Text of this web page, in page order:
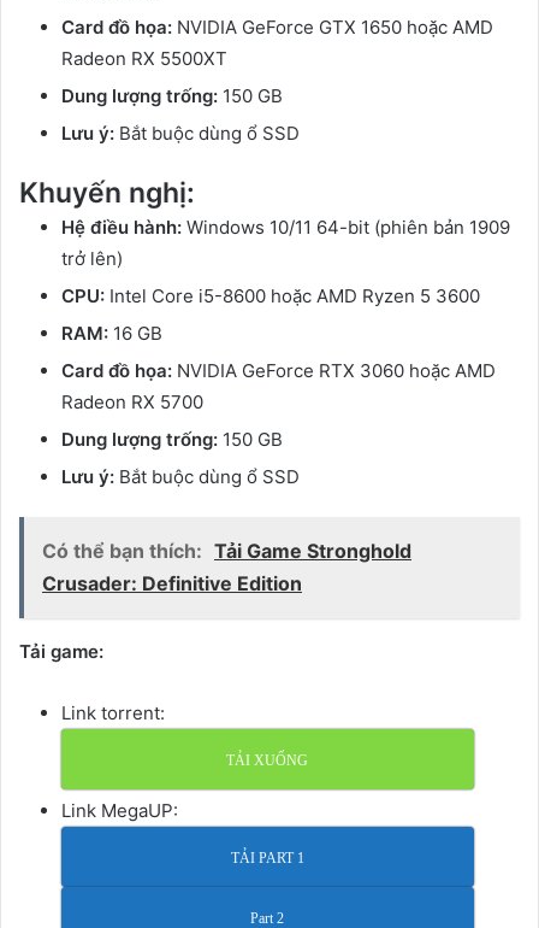
Card đồ họa: NVIDIA GeForce GTX 1650 hoặc AMD
Radeon RX 5500XT
Dung lượng trống: 150 GB
Lưu ý: Bắt buộc dùng ổ SSD
Khuyến nghị:
Hệ điều hành: Windows 10/11 64-bit (phiên bản 1909
trở lên)
CPU: Intel Core i5-8600 hoặc AMD Ryzen 5 3600
RAM: 16 GB
Card đồ họa: NVIDIA GeForce RTX 3060 hoặc AMD
Radeon RX 5700
Dung lượng trống: 150 GB
Lưu ý: Bắt buộc dùng ổ SSD
Có thể bạn thích: Tải Game Stronghold
Crusader: Definitive Edition
Tải game:
Link torrent:
TẢI XUỐNG
Link MegaUP:
TẢI PART 1
Part 2